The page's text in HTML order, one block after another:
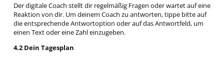
Der digitale Coach stellt dir regelmäßig Fragen oder wartet auf eine
Reaktion von dir. Um deinem Coach zu antworten, tippe bitte auf
die entsprechende Antwortoption oder auf das Antwortfeld, um
einen Text oder eine Zahl einzugeben.
4.2 Dein Tagesplan